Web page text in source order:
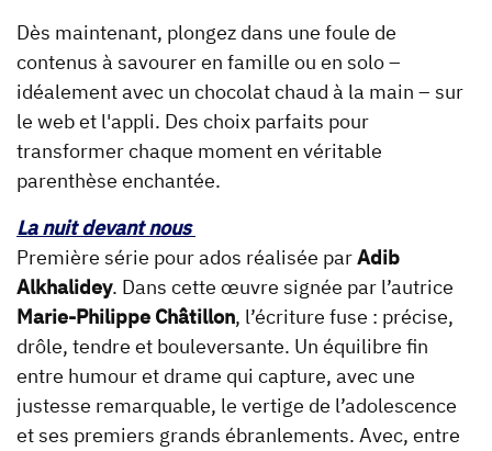
Dès maintenant, plongez dans une foule de
contenus à savourer en famille ou en solo –
idéalement avec un chocolat chaud à la main – sur
le web et l'appli. Des choix parfaits pour
transformer chaque moment en véritable
parenthèse enchantée.
La nuit devant nous
Première série pour ados réalisée parAdib
Alkhalidey. Dans cette œuvre signée par l’autrice
Marie-Philippe Châtillon, l’écriture fuse : précise,
drôle, tendre et bouleversante. Un équilibre fin
entre humour et drame qui capture, avec une
justesse remarquable, le vertige de l’adolescence
et ses premiers grands ébranlements. Avec, entre